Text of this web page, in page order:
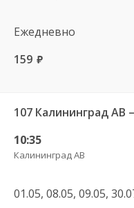
Ежедневно
159 руб.
107 Калининград АВ
10:35
Калининград АВ
01.05, 08.05, 09.05,